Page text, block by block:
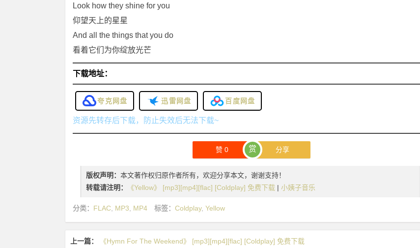
Look how they shine for you
仰望天上的星星
And all the things that you do
看着它们为你绽放光芒
下载地址：
夸克网盘 迅雷网盘 百度网盘
资源先转存后下载，防止失效后无法下载~
赞 0 赏 分享
版权声明：本文著作权归原作者所有，欢迎分享本文，谢谢支持！
转载请注明：
《Yellow》 [mp3][mp4][flac] [Coldplay] 免费下载 | 小姨子音乐
分类： FLAC MP3 MP4 标签： Coldplay, Yellow
上一篇： 《Hymn For The Weekend》 [mp3][mp4][flac] [Coldplay] 免费下载